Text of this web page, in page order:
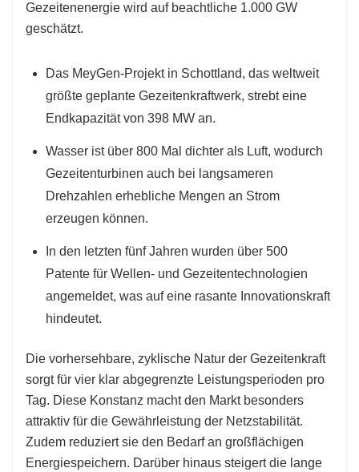
Gezeitenenergie wird auf beachtliche 1.000 GW
geschätzt.
Das MeyGen-Projekt in Schottland, das weltweit
größte geplante Gezeitenkraftwerk, strebt eine
Endkapazität von 398 MW an.
Wasser ist über 800 Mal dichter als Luft, wodurch
Gezeitenturbinen auch bei langsameren
Drehzahlen erhebliche Mengen an Strom
erzeugen können.
In den letzten fünf Jahren wurden über 500
Patente für Wellen- und Gezeitentechnologien
angemeldet, was auf eine rasante Innovationskraft
hindeutet.
Die vorhersehbare, zyklische Natur der Gezeitenkraft
sorgt für vier klar abgegrenzte Leistungsperioden pro
Tag. Diese Konstanz macht den Markt besonders
attraktiv für die Gewährleistung der Netzstabilität.
Zudem reduziert sie den Bedarf an großflächigen
Energiespeichern. Darüber hinaus steigert die lange